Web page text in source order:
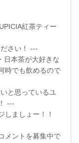
紅茶ティー
さい！ ---
日本茶が大好きな
時でも飲めるので
と思っているユ
---
しましょー！！
メントを募集中で